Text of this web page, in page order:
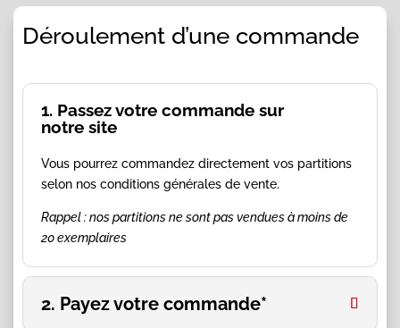
Déroulement d’une commande
1. Passez votre commande sur
notre site
Vous pourrez commandez directement vos partitions
selon nos conditions générales de vente.
Rappel : nos partitions ne sont pas vendues à moins de
20 exemplaires
2. Payez votre commande*